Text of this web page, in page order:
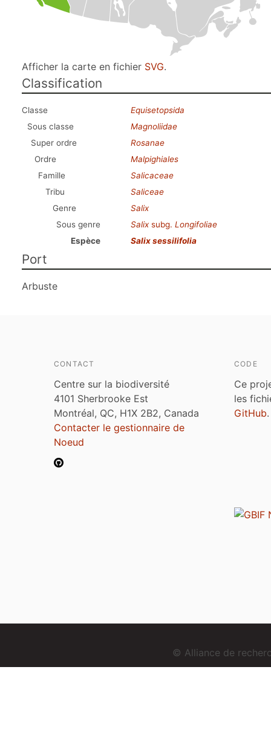
Afficher la carte en fichier SVG.
Classification
Classe
Equisetopsida
Sous classe
Magnoliidae
Super ordre
Rosanae
Ordre
Malpighiales
Famille
Salicaceae
Tribu
Saliceae
Genre
Salix
Sous genre
Salix subg. Longifoliae
Espèce
Salix sessilifolia
Port
Arbuste
CONTACT
Centre sur la biodiversité
4101 Sherbrooke Est
Montréal, QC, H1X 2B2, Canada
Contacter le gestionnaire de
Noeud
CODE
Ce
les
GitHub.
© Alliance de